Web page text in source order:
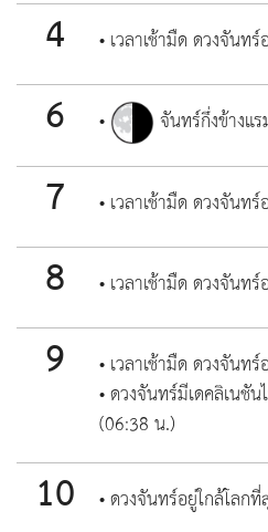
4 • เวลาเช้ามืด ดวงจันท
6 • จันทร์กึ่งข้างแ
7 • เวลาเช้ามืด ดวงจันท
8 • เวลาเช้ามืด ดวงจันท
9
• เวลาเช้ามืด ดวงจันท
• ดวงจันทร์มีเดคลิเนชั
(06:38 น.)
10 • ดวงจันทร์อยู่ใกล้โล